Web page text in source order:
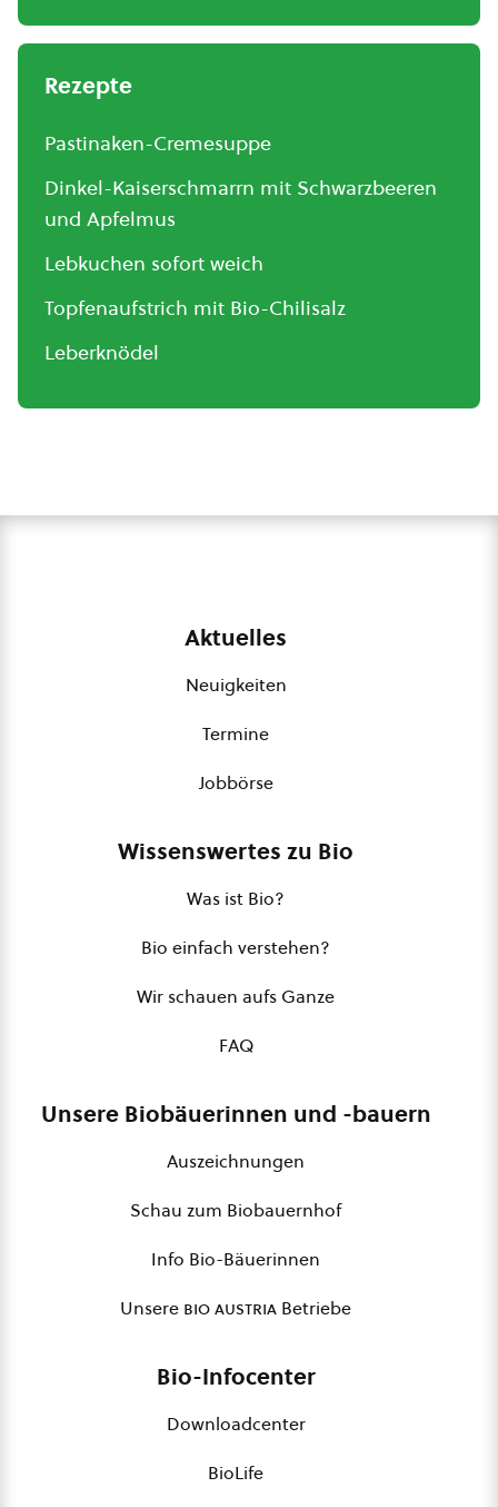
Rezepte
Pastinaken-Cremesuppe
Dinkel-Kaiserschmarrn mit Schwarzbeeren
und Apfelmus
Lebkuchen sofort weich
Topfenaufstrich mit Bio-Chilisalz
Leberknödel
Aktuelles
Neuigkeiten
Termine
Jobbörse
Wissenswertes zu Bio
Was ist Bio?
Bio einfach verstehen?
Wir schauen aufs Ganze
FAQ
Unsere Biobäuerinnen und -bauern
Auszeichnungen
Schau zum Biobauernhof
Info Bio-Bäuerinnen
Unsere bio austria Betriebe
Bio-Infocenter
Downloadcenter
BioLife